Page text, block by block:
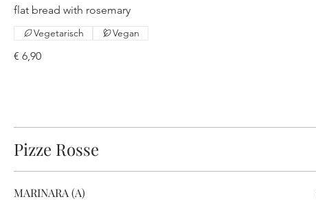
flat bread with rosemary
€ 6,90
Vegetarisch Vegan
Pizze Rosse
MARINARA (A)